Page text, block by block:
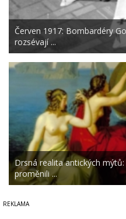
Červen 1917: Bombardéry
rozsévají ...
Drsná realita antických
proměnili ...